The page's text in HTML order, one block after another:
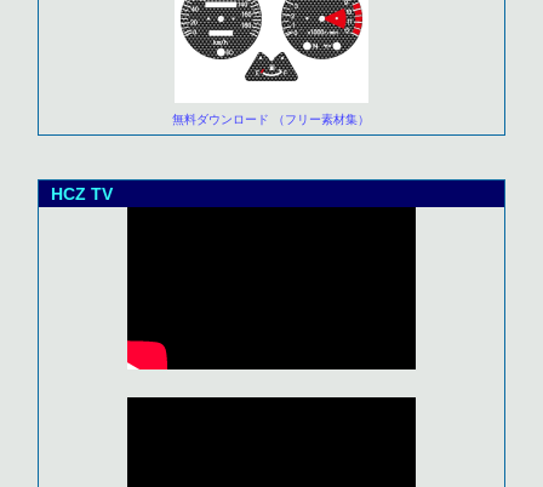
無料ダウンロード （フリー素材集）
HCZ TV